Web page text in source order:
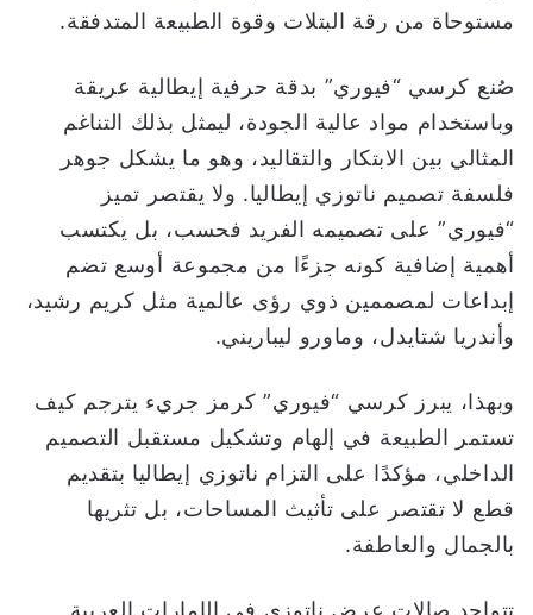
مستوحاة من رقة البتلات وقوة الطبيعة المتدفقة.
صُنع كرسي “فيوري” بدقة حرفية إيطالية عريقة
وباستخدام مواد عالية الجودة، ليمثل بذلك التناغم
المثالي بين الابتكار والتقاليد، وهو ما يشكل جوهر
فلسفة تصميم ناتوزي إيطاليا. ولا يقتصر تميز
“فيوري” على تصميمه الفريد فحسب، بل يكتسب
أهمية إضافية كونه جزءًا من مجموعة أوسع تضم
إبداعات لمصممين ذوي رؤى عالمية مثل كريم رشيد،
وأندريا شتايدل، وماورو ليباريني.
وبهذا، يبرز كرسي “فيوري” كرمز جريء يترجم كيف
تستمر الطبيعة في إلهام وتشكيل مستقبل التصميم
الداخلي، مؤكدًا على التزام ناتوزي إيطاليا بتقديم
قطع لا تقتصر على تأثيث المساحات، بل تثريها
بالجمال والعاطفة.
تتواجد صالات عرض ناتوزي في الإمارات العربية